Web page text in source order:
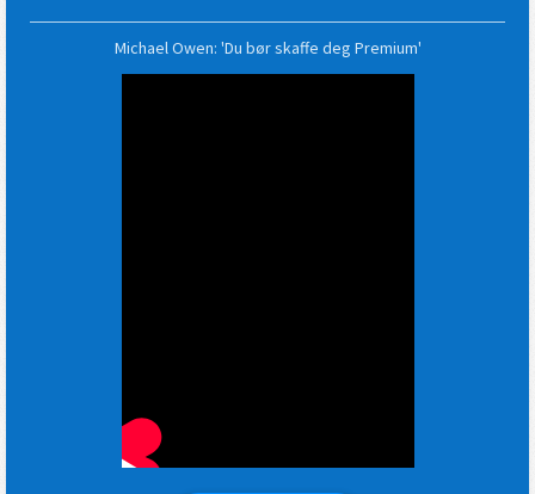
Michael Owen: 'Du bør skaffe deg Premium'